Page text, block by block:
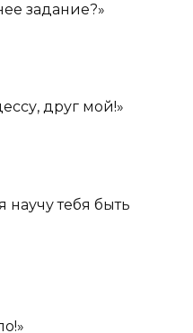
задание?»
друг мой!»
тебя быть